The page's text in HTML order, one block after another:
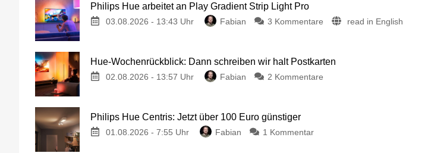
Philips Hue arbeitet an Play Gradient Strip Light Pro
03.08.2026 - 13:43 Uhr Fabian 3 Kommentare read in English
Hue-Wochenrückblick: Dann schreiben wir halt Postkarten
02.08.2026 - 13:57 Uhr Fabian 2 Kommentare
Philips Hue Centris: Jetzt über 100 Euro günstiger
01.08.2026 - 7:55 Uhr Fabian 1 Kommentar